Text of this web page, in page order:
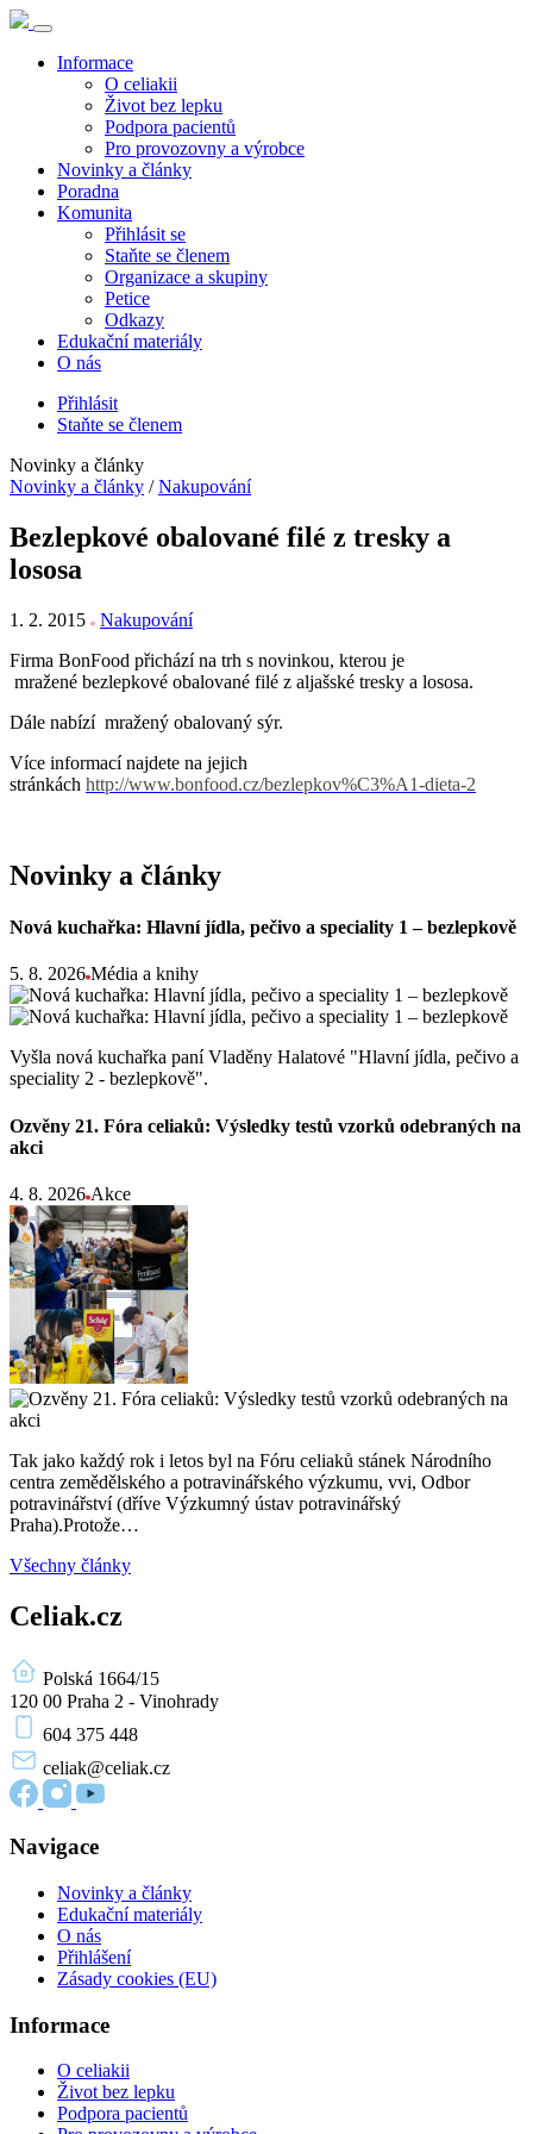
Informace
O celiakii
Život bez lepku
Podpora pacientů
Pro provozovny a výrobce
Novinky a články
Poradna
Komunita
Přihlásit se
Staňte se členem
Organizace a skupiny
Petice
Odkazy
Edukační materiály
O nás
Přihlásit
Staňte se členem
Novinky a články
Novinky a články / Nakupování
Bezlepkové obalované filé z tresky a
lososa
1. 2. 2015
Nakupování
Firma BonFood přichází na trh s novinkou, kterou je
mražené bezlepkové obalované filé z aljašské tresky a lososa.
Dále nabízí mražený obalovaný sýr.
Více informací najdete na jejich
stránkách http://www.bonfood.cz/bezlepkov%C3%A1-dieta-2
Novinky a články
Nová kuchařka: Hlavní jídla, pečivo a speciality 1 – bezlepkově
5. 8. 2026 Média a knihy
Vyšla nová kuchařka paní Vladěny Halatové "Hlavní jídla, pečivo a
speciality 2 - bezlepkově".
Ozvěny 21. Fóra celiaků: Výsledky testů vzorků odebraných na
akci
4. 8. 2026 Akce
Tak jako každý rok i letos byl na Fóru celiaků stánek Národního
centra zemědělského a potravinářského výzkumu, vvi, Odbor
potravinářství (dříve Výzkumný ústav potravinářský
Praha).Protože…
Všechny články
Celiak.cz
Polská 1664/15
120 00 Praha 2 - Vinohrady
604 375 448
celiak@celiak.cz
Navigace
Novinky a články
Edukační materiály
O nás
Přihlášení
Zásady cookies (EU)
Informace
O celiakii
Život bez lepku
Podpora pacientů